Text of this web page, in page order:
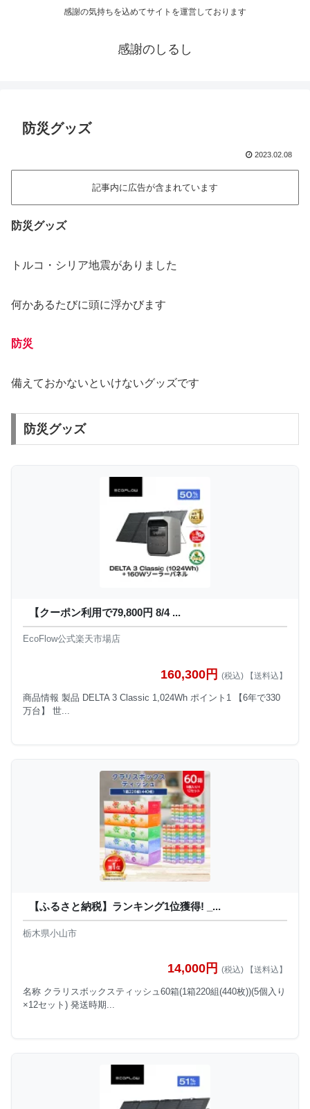
感謝の気持ちを込めてサイトを運営しております
感謝のしるし
防災グッズ
2023.02.08
記事内に広告が含まれています
防災グッズ
トルコ・シリア地震がありました
何かあるたびに頭に浮かびます
防災
備えておかないといけないグッズです
防災グッズ
【クーポン利用で79,800円 8/4 ...
EcoFlow公式楽天市場店
160,300円 (税込) 【送料込】
商品情報 製品 DELTA 3 Classic 1,024Wh ポイント1 【6年で330
万台】 世...
【ふるさと納税】ランキング1位獲得! _...
栃木県小山市
14,000円 (税込) 【送料込】
名称 クラリスボックスティッシュ60箱(1箱220組(440枚))(5個入り
×12セット) 発送時期...